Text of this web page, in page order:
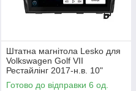
Штатна магнітола Lesko для
Volkswagen Golf VII
Рестайлінг 2017-н.в. 10"
1/16Gb Wi-Fi GPS Base 6шт
Готово до відправки 6 од.